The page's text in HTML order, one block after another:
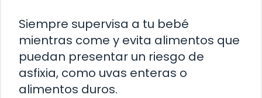
Siempre supervisa a tu bebé
mientras come y evita alimentos que
puedan presentar un riesgo de
asfixia, como uvas enteras o
alimentos duros.